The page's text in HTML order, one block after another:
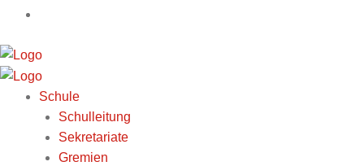
Schule
Schulleitung
Sekretariate
Gremien